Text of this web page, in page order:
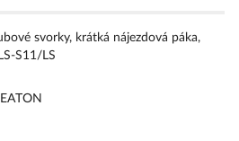
svorky, krátká nájezdová páka,
S11/LS
EATON